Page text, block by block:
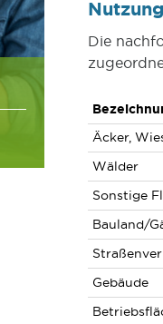
Die
Äcker,
Wälder
Sonstige
Bauland/
Gebäude